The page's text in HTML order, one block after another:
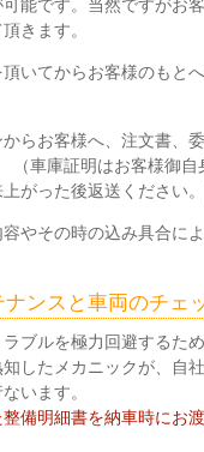
能です。当然ですがお
きます。
いてからお客様のもと
らお客様へ、注文書、
（車庫証明はお客様御
がった後返送ください。
やその時の込み具合に
ンスと車両のチェ
ブルを極力回避するた
したメカニックが、自
います。
整備明細書を納車時にお